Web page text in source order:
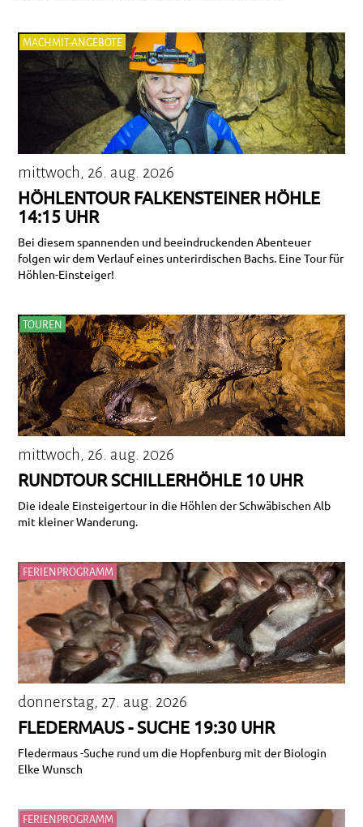
MACHMIT-ANGEBOTE
mittwoch, 26. aug. 2026
HÖHLENTOUR FALKENSTEINER HÖHLE
14:15 UHR
Bei diesem spannenden und beeindruckenden Abenteuer
folgen wir dem Verlauf eines unterirdischen Bachs. Eine Tour für
Höhlen-Einsteiger!
TOUREN
mittwoch, 26. aug. 2026
RUNDTOUR SCHILLERHÖHLE 10 UHR
Die ideale Einsteigertour in die Höhlen der Schwäbischen Alb
mit kleiner Wanderung.
FERIENPROGRAMM
donnerstag, 27. aug. 2026
FLEDERMAUS - SUCHE 19:30 UHR
Fledermaus -Suche rund um die Hopfenburg mit der Biologin
Elke Wunsch
FERIENPROGRAMM